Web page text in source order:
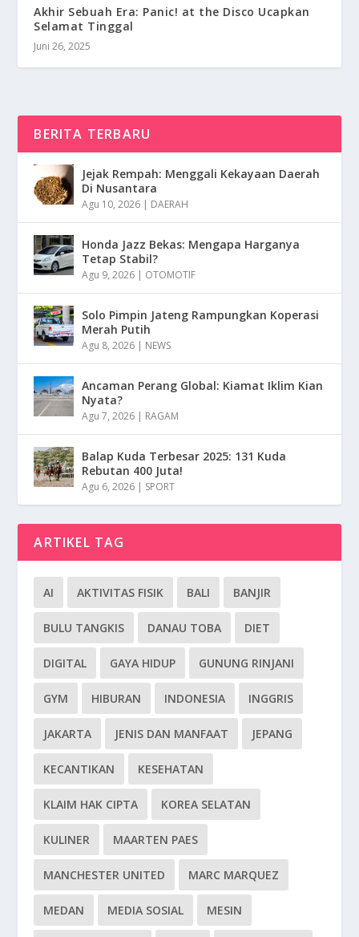
Akhir Sebuah Era: Panic! at the Disco Ucapkan
Selamat Tinggal
Juni 26, 2025
BERITA TERBARU
Jejak Rempah: Menggali Kekayaan Daerah
Di Nusantara
Agu 10, 2026 | DAERAH
Honda Jazz Bekas: Mengapa Harganya
Tetap Stabil?
Agu 9, 2026 | OTOMOTIF
Solo Pimpin Jateng Rampungkan Koperasi
Merah Putih
Agu 8, 2026 | NEWS
Ancaman Perang Global: Kiamat Iklim Kian
Nyata?
Agu 7, 2026 | RAGAM
Balap Kuda Terbesar 2025: 131 Kuda
Rebutan 400 Juta!
Agu 6, 2026 | SPORT
ARTIKEL TAG
AI AKTIVITAS FISIK BALI BANJIR
BULU TANGKIS DANAU TOBA DIET
DIGITAL GAYA HIDUP GUNUNG RINJANI
GYM HIBURAN INDONESIA INGGRIS
JAKARTA JENIS DAN MANFAAT JEPANG
KECANTIKAN KESEHATAN
KLAIM HAK CIPTA KOREA SELATAN
KULINER MAARTEN PAES
MANCHESTER UNITED MARC MARQUEZ
MEDAN MEDIA SOSIAL MESIN